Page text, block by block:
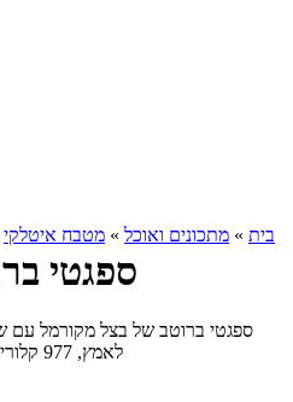
בית » מתכונים ואוכל » מטבח איטלקי
ספגטי
ספגטי ברוטב של בצל מקורמל עם
לאמץ, 977 קלוריות למנה, 127 קלוריות ל-100 גרם